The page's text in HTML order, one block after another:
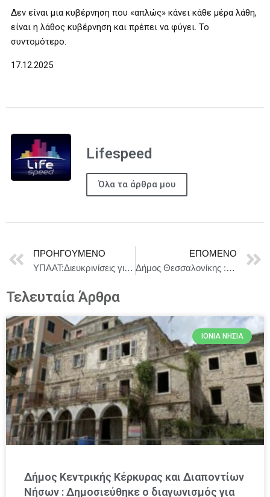
Δεν είναι μια κυβέρνηση που «απλώς» κάνει κάθε μέρα λάθη,
είναι η λάθος κυβέρνηση και πρέπει να φύγει. Το
συντομότερο.
17.12.2025
Lifespeed
Όλα τα άρθρα μου
ΠΡΟΗΓΟΎΜΕΝΟ
ΥΠΑΑΤ:Διευκρινίσεις για την πληρωμή βασικής αναδιανεμητικής ενίσχυσης
ΕΠΌΜΕΝΟ
Δήμος Θεσσαλονίκης : Παράδοση νέας παιδικής χαράς στη Β’ Δημοτική Κοινότητα
Τελευταία Άρθρα
ΙΌΝΙΑ ΝΗΣΙΆ
Δήμος Κεντρικής Κέρκυρας και Διαποντίων
Νήσων : Δημοσιεύθηκε ο διαγωνισμός για